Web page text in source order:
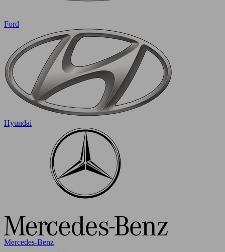
Ford
Hyundai
Mercedes-Benz